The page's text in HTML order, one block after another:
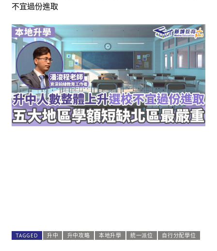
不宜過份進取
TAGGED 升中 升中攻略 本地升學 統一派位 自行分配學位